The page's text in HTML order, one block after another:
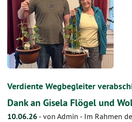
Verdiente Wegbegleiter
Dank an Gisela Flögel und
10.06.26 - von Admin - Im Rahmen